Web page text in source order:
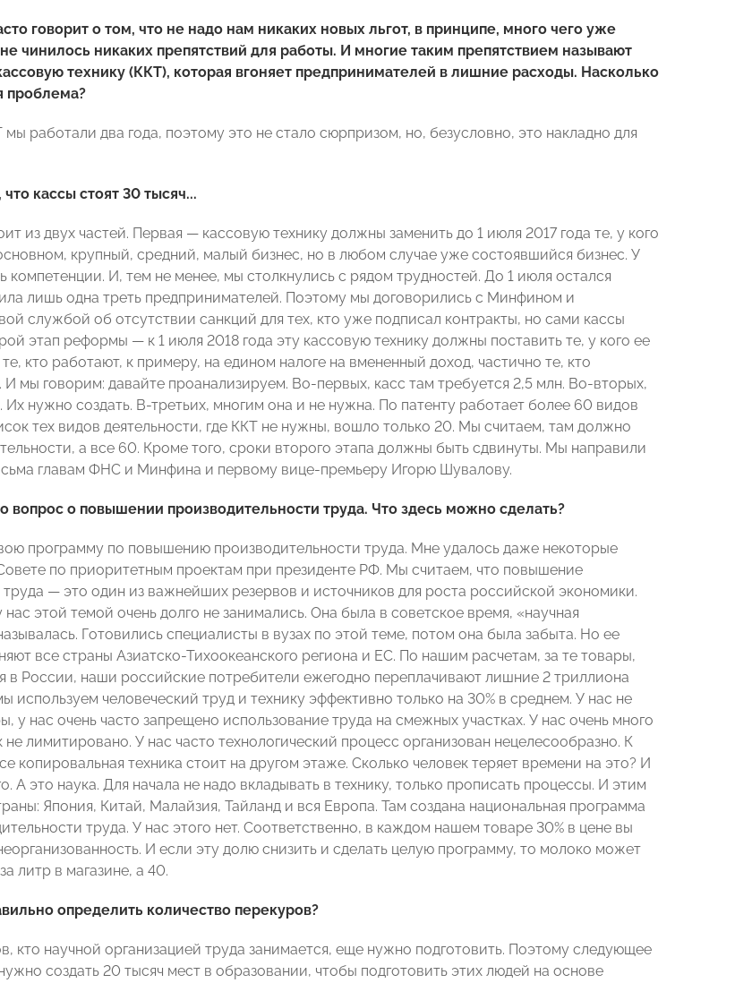
говорит о том, что не надо нам никаких новых льгот, в принципе, много чего уже
чинилось никаких препятствий для работы. И многие таким препятствием называют
технику (ККТ), которая вгоняет предпринимателей в лишние расходы. Насколько
проблема?
работали два года, поэтому это не стало сюрпризом, но, безусловно, это накладно для
кассы стоят 30 тысяч...
из двух частей. Первая — кассовую технику должны заменить до 1 июля 2017 года те, у кого
крупный, средний, малый бизнес, но в любом случае уже состоявшийся бизнес. У
компетенции. И, тем не менее, мы столкнулись с рядом трудностей. До 1 июля остался
лишь одна треть предпринимателей. Поэтому мы договорились с Минфином и
службой об отсутствии санкций для тех, кто уже подписал контракты, но сами кассы
этап реформы — к 1 июля 2018 года эту кассовую технику должны поставить те, у кого ее
кто работают, к примеру, на едином налоге на вмененный доход, частично те, кто
И мы говорим: давайте проанализируем. Во-первых, касс там требуется 2,5 млн. Во-вторых,
Их нужно создать. В-третьих, многим она и не нужна. По патенту работает более 60 видов
тех видов деятельности, где ККТ не нужны, вошло только 20. Мы считаем, там должно
а все 60. Кроме того, сроки второго этапа должны быть сдвинуты. Мы направили
главам ФНС и Минфина и первому вице-премьеру Игорю Шувалову.
о повышении производительности труда. Что здесь можно сделать?
программу по повышению производительности труда. Мне удалось даже некоторые
по приоритетным проектам при президенте РФ. Мы считаем, что повышение
труда — это один из важнейших резервов и источников для роста российской экономики.
нас этой темой очень долго не занимались. Она была в советское время, «научная
Готовились специалисты в вузах по этой теме, потом она была забыта. Но ее
все страны Азиатско-Тихоокеанского региона и ЕС. По нашим расчетам, за те товары,
в России, наши российские потребители ежегодно переплачивают лишние 2 триллиона
используем человеческий труд и технику эффективно только на 30% в среднем. У нас не
у нас очень часто запрещено использование труда на смежных участках. У нас очень много
не лимитировано. У нас часто технологический процесс организован нецелесообразно. К
копировальная техника стоит на другом этаже. Сколько человек теряет времени на это? И
А это наука. Для начала не надо вкладывать в технику, только прописать процессы. И этим
Япония, Китай, Малайзия, Тайланд и вся Европа. Там создана национальная программа
труда. У нас этого нет. Соответственно, в каждом нашем товаре 30% в цене вы
И если эту долю снизить и сделать целую программу, то молоко может
литр в магазине, а 40.
определить количество перекуров?
кто научной организацией труда занимается, еще нужно подготовить. Поэтому следующее
создать 20 тысяч мест в образовании, чтобы подготовить этих людей на основе